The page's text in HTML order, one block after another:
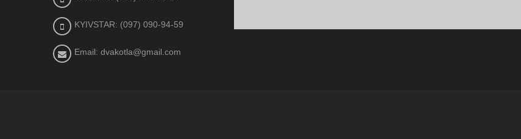
KYIVSTAR: (097) 090-94-59
Email: dvakotla@gmail.com